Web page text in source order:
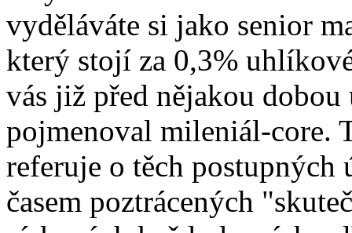
vyděláváte si jako senior
který stojí za 0,3%
vás již před nějakou
pojmenoval mileniál-core.
referuje o těch
časem poztrácených